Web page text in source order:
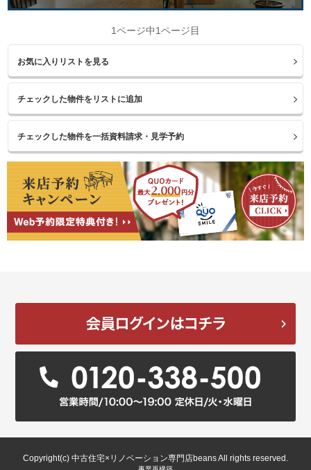
1ページ中1ページ目
お気に入りリストを見る
Copyright(c) 中古住宅×リノベーション専門店beans All rights reserved.